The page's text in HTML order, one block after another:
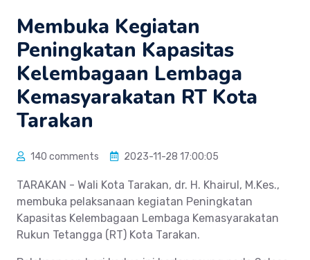
Membuka Kegiatan
Peningkatan Kapasitas
Kelembagaan Lembaga
Kemasyarakatan RT Kota
Tarakan
140 comments 2023-11-28 17:00:05
TARAKAN - Wali Kota Tarakan, dr. H. Khairul, M.Kes.,
membuka pelaksanaan kegiatan Peningkatan
Kapasitas Kelembagaan Lembaga Kemasyarakatan
Rukun Tetangga (RT) Kota Tarakan.